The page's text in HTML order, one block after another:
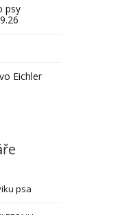
psy
Eichler
psa